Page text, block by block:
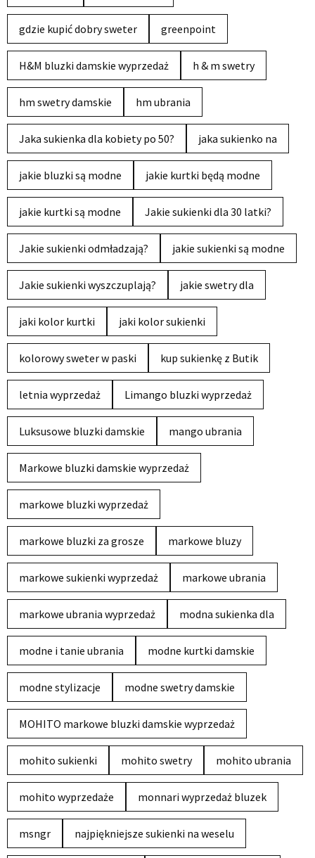
gdzie kupić dobry sweter greenpoint
H&M bluzki damskie wyprzedaż h & m swetry
hm swetry damskie hm ubrania
Jaka sukienka dla kobiety po 50? jaka sukienko na
jakie bluzki są modne jakie kurtki będą modne
jakie kurtki są modne Jakie sukienki dla 30 latki?
Jakie sukienki odmładzają? jakie sukienki są modne
Jakie sukienki wyszczuplają? jakie swetry dla
jaki kolor kurtki jaki kolor sukienki
kolorowy sweter w paski kup sukienkę z Butik
letnia wyprzedaż Limango bluzki wyprzedaż
Luksusowe bluzki damskie mango ubrania
Markowe bluzki damskie wyprzedaż
markowe bluzki wyprzedaż
markowe bluzki za grosze markowe bluzy
markowe sukienki wyprzedaż markowe ubrania
markowe ubrania wyprzedaż modna sukienka dla
modne i tanie ubrania modne kurtki damskie
modne stylizacje modne swetry damskie
MOHITO markowe bluzki damskie wyprzedaż
mohito sukienki mohito swetry mohito ubrania
mohito wyprzedaże monnari wyprzedaż bluzek
msngr najpiękniejsze sukienki na weselu